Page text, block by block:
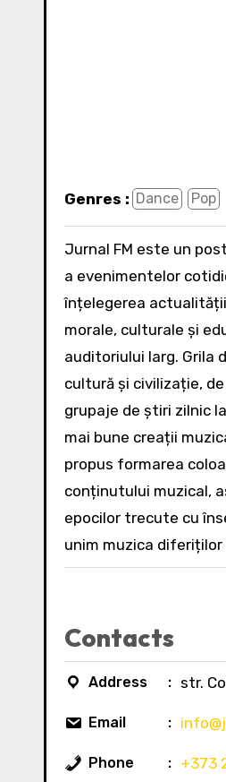
Genres : Dance Pop
Jurnal FM este un post de radio cu format informativ-muzical care, prin reflectarea corectă și nedistorsionată
a evenimentelor
înțelegerea
morale, culturale și
auditoriului larg. Grila
cultură și civilizație,
grupaje de știri zilnic
mai bune creații
propus formarea
conținutului muzical,
epocilor trecute cu
unim muzica
Contacts
Address str.
Email
Phone +373